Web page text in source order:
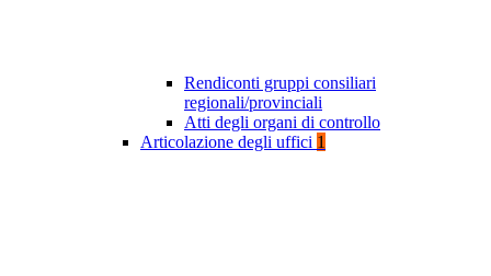
Rendiconti gruppi consiliari
regionali/provinciali
Atti degli organi di controllo
Articolazione degli uffici 1